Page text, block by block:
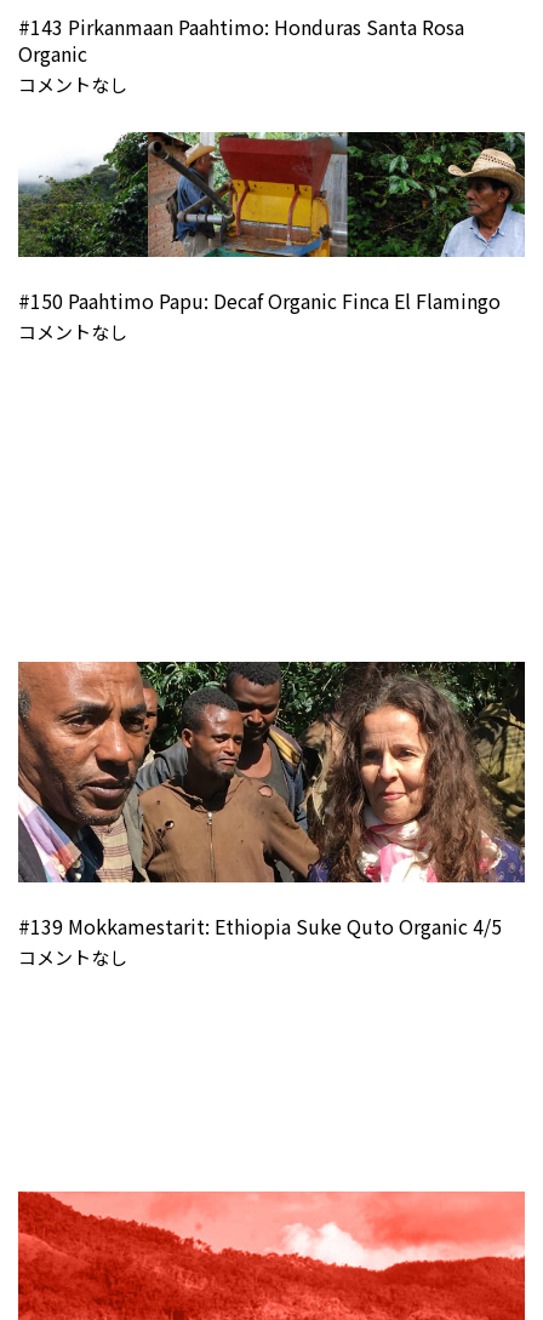
#143 Pirkanmaan Paahtimo: Honduras Santa Rosa
Organic
コメントなし
#150 Paahtimo Papu: Decaf Organic Finca El Flamingo
コメントなし
#139 Mokkamestarit: Ethiopia Suke Quto Organic 4/5
コメントなし